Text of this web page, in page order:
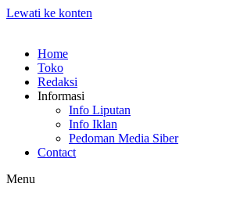
Lewati ke konten
Home
Toko
Redaksi
Informasi
Info Liputan
Info Iklan
Pedoman Media Siber
Contact
Menu